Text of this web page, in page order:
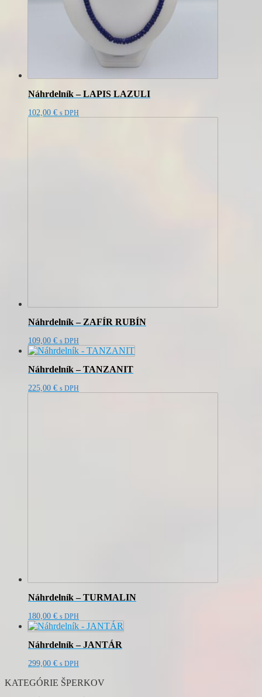
Náhrdelník – LAPIS LAZULI
102,00 € s DPH
Náhrdelník – ZAFÍR RUBÍN
109,00 € s DPH
Náhrdelník – TANZANIT
225,00 € s DPH
Náhrdelník – TURMALIN
180,00 € s DPH
Náhrdelník – JANTÁR
299,00 € s DPH
KATEGÓRIE ŠPERKOV